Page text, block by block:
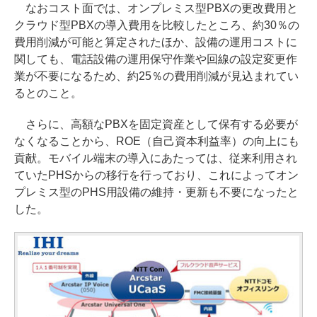
なおコスト面では、オンプレミス型PBXの更改費用と
クラウド型PBXの導入費用を比較したところ、約30％の
費用削減が可能と算定されたほか、設備の運用コストに
関しても、電話設備の運用保守作業や回線の設定変更作
業が不要になるため、約25％の費用削減が見込まれてい
るとのこと。
さらに、高額なPBXを固定資産として保有する必要が
なくなることから、ROE（自己資本利益率）の向上にも
貢献。モバイル端末の導入にあたっては、従来利用され
ていたPHSからの移行を行っており、これによってオン
プレミス型のPHS用設備の維持・更新も不要になったと
した。